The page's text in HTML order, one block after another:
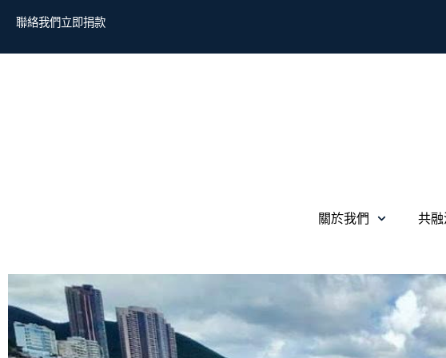
聯絡我們立即捐款
關於我們 共